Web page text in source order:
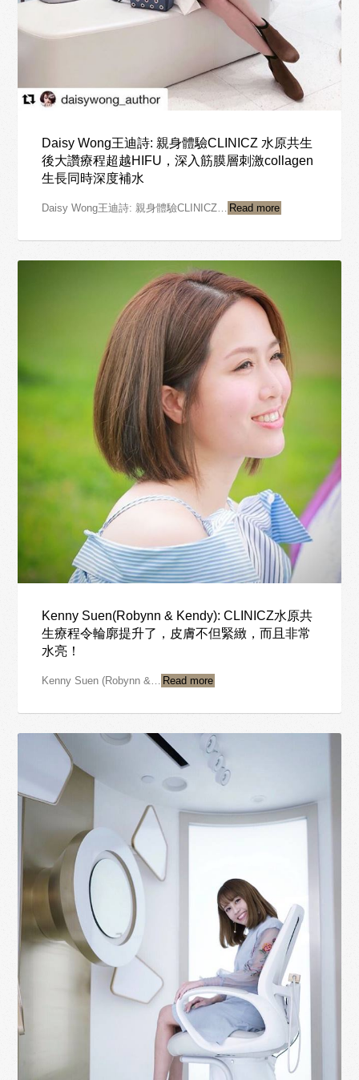
Daisy Wong王迪詩: 親身體驗CLINICZ 水原共生
後大讚療程超越HIFU，深入筋膜層刺激collagen
生長同時深度補水
Daisy Wong王迪詩: 親身體驗CLINICZ… Read more
Kenny Suen(Robynn & Kendy): CLINICZ水原共
生療程令輪廓提升了，皮膚不但緊緻，而且非常
水亮！
Kenny Suen (Robynn &… Read more